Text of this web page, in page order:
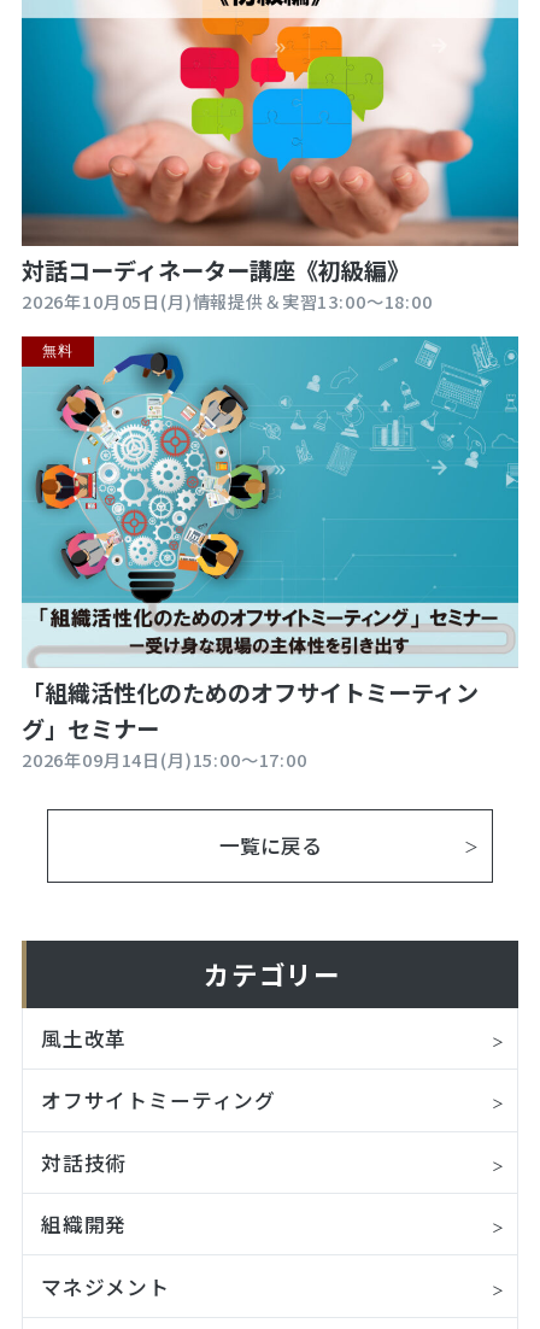
対話コーディネーター講座《初級編》
2026年10月05日(月)情報提供＆実習13:00～18:00
無料
「組織活性化のためのオフサイトミーティン
グ」セミナー
2026年09月14日(月)15:00～17:00
一覧に戻る
カテゴリー
風土改革
オフサイトミーティング
対話技術
組織開発
マネジメント